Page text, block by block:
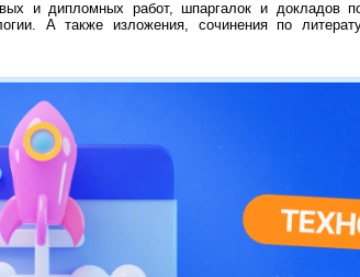
и дипломных работ, шпаргалок и докладов
А также изложения, сочинения по